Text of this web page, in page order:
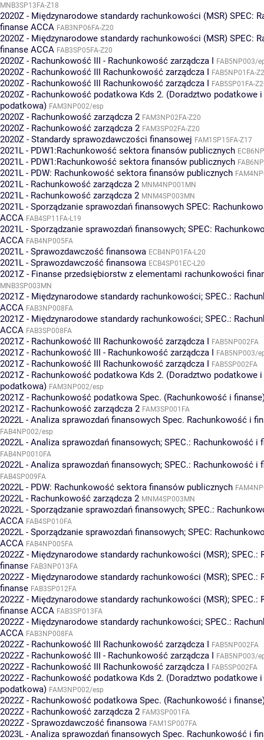
MNB3SP13FA-Z18
2020Z - Międzynarodowe standardy rachunkowości (MSR) SPEC:
finanse ACCA FAB3NP06FA-Z20
2020Z - Międzynarodowe standardy rachunkowości (MSR) SPEC:
finanse ACCA FAB3SP05FA-Z20
2020Z - Rachunkowość III - Rachunkowość zarządcza I FAB5NP003/
2020Z - Rachunkowość III Rachunkowość zarządcza I FAB5NP01FA-
2020Z - Rachunkowość III Rachunkowość zarządcza I FAB5SP01FA-
2020Z - Rachunkowość podatkowa Kds 2. (Doradztwo podatkowe
podatkowa) FAM3NP002/esp
2020Z - Rachunkowość zarządcza 2 FAM3NP02FA-Z20
2020Z - Rachunkowość zarządcza 2 FAM3SP02FA-Z20
2020Z - Standardy sprawozdawczości finansowej FAM1SP15FA-Z17
2021L - PDW1:Rachunkowość sektora finansów publicznych
2021L - PDW1:Rachunkowość sektora finansów publicznych
2021L - PDW: Rachunkowość sektora finansów publicznych
2021L - Rachunkowość zarządcza 2 MNM4NP001MN
2021L - Rachunkowość zarządcza 2 MNM4SP003MN
2021L - Sporządzanie sprawozdań finansowych SPEC:
ACCA FAB4SP11FA-L19
2021L - Sporządzanie sprawozdań finansowych; SPEC:
ACCA FAB4NP005FA
2021L - Sprawozdawczość finansowa ECB4NP01FA-L20
2021L - Sprawozdawczość finansowa ECB4SP01EC-L20
2021Z - Finanse przedsiębiorstw z elementami rachunkowości
MNB3SP003MN
2021Z - Międzynarodowe standardy rachunkowości; SPEC.:
ACCA FAB3NP008FA
2021Z - Międzynarodowe standardy rachunkowości; SPEC.:
ACCA FAB3SP008FA
2021Z - Rachunkowość III Rachunkowość zarządcza I FAB5NP002FA
2021Z - Rachunkowość III - Rachunkowość zarządcza I FAB5NP003/
2021Z - Rachunkowość III Rachunkowość zarządcza I FAB5SP002FA
2021Z - Rachunkowość podatkowa Kds 2. (Doradztwo podatkowe
podatkowa) FAM3NP002/esp
2021Z - Rachunkowość podatkowa Spec. (Rachunkowość i
2021Z - Rachunkowość zarządcza 2 FAM3SP001FA
2022L - Analiza sprawozdań finansowych Spec. Rachunkowość i
FAB4NP002/esp
2022L - Analiza sprawozdań finansowych; SPEC.: Rachunkowość i
FAB4NP0010FA
2022L - Analiza sprawozdań finansowych; SPEC.: Rachunkowość i
FAB4SP009FA
2022L - PDW: Rachunkowość sektora finansów publicznych
2022L - Rachunkowość zarządcza 2 MNM4SP003MN
2022L - Sporządzanie sprawozdań finansowych; SPEC.:
ACCA FAB4SP010FA
2022L - Sporządzanie sprawozdań finansowych; SPEC:
ACCA FAB4NP005FA
2022Z - Międzynarodowe standardy rachunkowości (MSR); SPEC.:
finanse FAB3NP013FA
2022Z - Międzynarodowe standardy rachunkowości (MSR); SPEC.:
finanse FAB3SP012FA
2022Z - Międzynarodowe standardy rachunkowości (MSR); SPEC.:
finanse ACCA FAB3SP013FA
2022Z - Międzynarodowe standardy rachunkowości; SPEC.:
ACCA FAB3NP008FA
2022Z - Rachunkowość III Rachunkowość zarządcza I FAB5NP002FA
2022Z - Rachunkowość III - Rachunkowość zarządcza I FAB5NP003/
2022Z - Rachunkowość III Rachunkowość zarządcza I FAB5SP002FA
2022Z - Rachunkowość podatkowa Kds 2. (Doradztwo podatkowe
podatkowa) FAM3NP002/esp
2022Z - Rachunkowość podatkowa Spec. (Rachunkowość i
2022Z - Rachunkowość zarządcza 2 FAM3SP001FA
2022Z - Sprawozdawczość finansowa FAM1SP007FA
2023L - Analiza sprawozdań finansowych Spec. Rachunkowość i